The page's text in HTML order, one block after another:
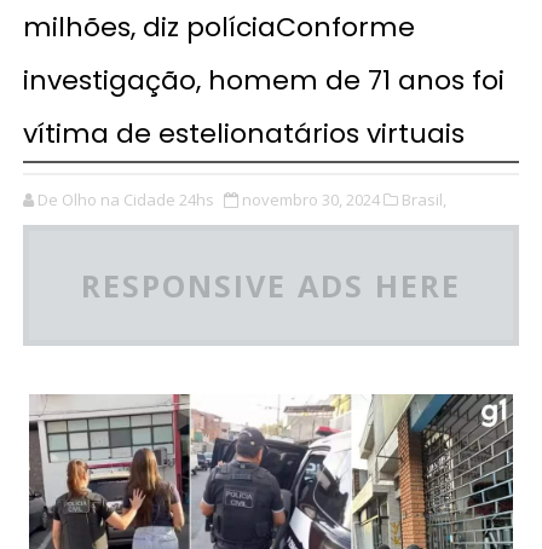
milhões, diz políciaConforme
investigação, homem de 71 anos foi
vítima de estelionatários virtuais
De Olho na Cidade 24hs novembro 30, 2024 Brasil,
RESPONSIVE ADS HERE